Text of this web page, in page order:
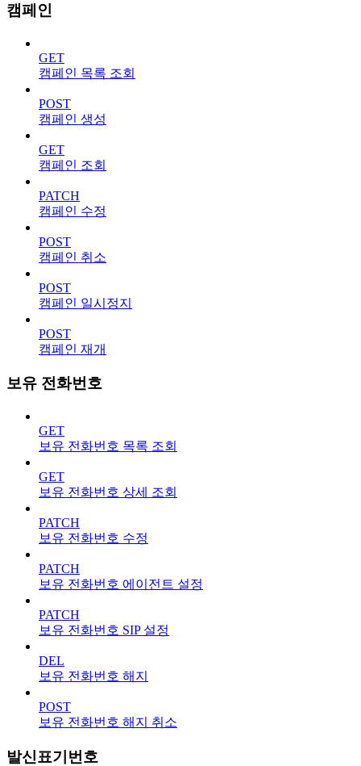
캠페인
GET
캠페인 목록 조회
POST
캠페인 생성
GET
캠페인 조회
PATCH
캠페인 수정
POST
캠페인 취소
POST
캠페인 일시정지
POST
캠페인 재개
보유 전화번호
GET
보유 전화번호 목록 조회
GET
보유 전화번호 상세 조회
PATCH
보유 전화번호 수정
PATCH
보유 전화번호 에이전트 설정
PATCH
보유 전화번호 SIP 설정
DEL
보유 전화번호 해지
POST
보유 전화번호 해지 취소
발신표기번호